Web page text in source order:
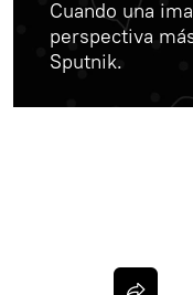
Cuando una
perspectiva
Sputnik.